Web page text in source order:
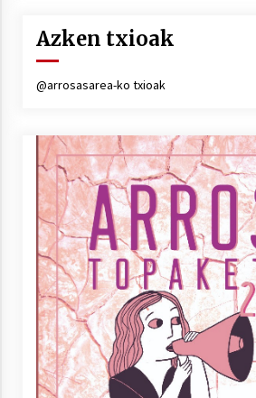
Azken txioak
@arrosasarea-ko txioak